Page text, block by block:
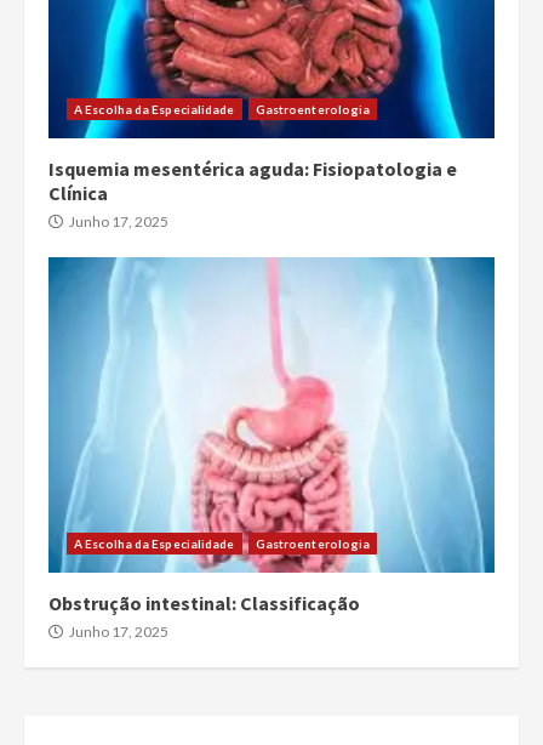
A Escolha da Especialidade Gastroenterologia
Isquemia mesentérica aguda: Fisiopatologia e
Clínica
Junho 17, 2025
A Escolha da Especialidade Gastroenterologia
Obstrução intestinal: Classificação
Junho 17, 2025